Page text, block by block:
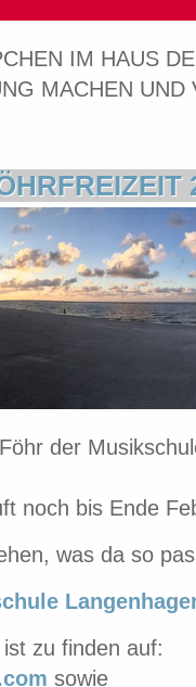
IM HAUS
MACHEN UND
der
noch bis Ende
was da so
zu finden auf:
sowie